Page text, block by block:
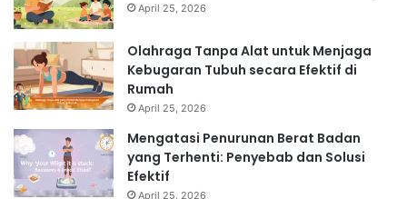
April 25, 2026
Olahraga Tanpa Alat untuk Menjaga
Kebugaran Tubuh secara Efektif di
Rumah
April 25, 2026
Mengatasi Penurunan Berat Badan
yang Terhenti: Penyebab dan Solusi
Efektif
April 25, 2026